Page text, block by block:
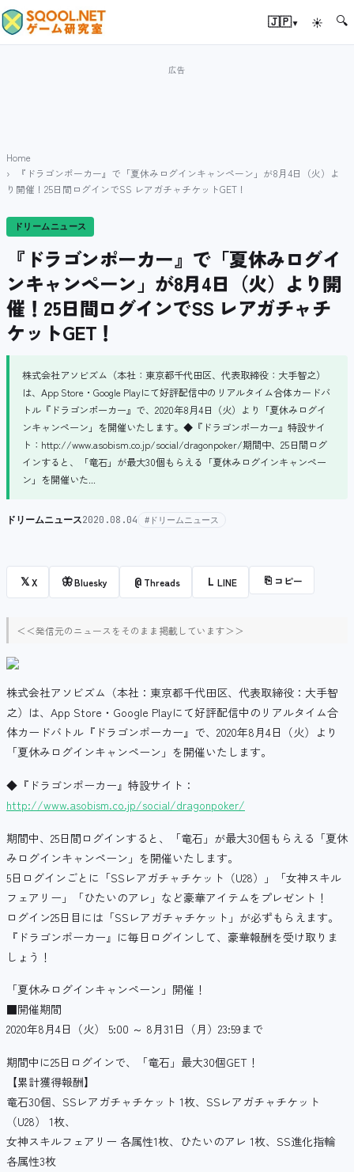
🇯🇵▾ ☀ 🔍
Home
『ドラゴンポーカー』で「夏休みログインキャンペーン」が8月4日（火）よ
り開催！25日間ログインでSS レアガチャチケットGET！
ドリームニュース
『ドラゴンポーカー』で「夏休みログイ
ンキャンペーン」が8月4日（火）より開
催！25日間ログインでSS レアガチャチ
ケットGET！
株式会社アソビズム（本社：東京都千代田区、代表取締役：大手智之）
は、App Store・Google Playにて好評配信中のリアルタイム合体カードバ
トル『ドラゴンポーカー』で、2020年8月4日（火）より「夏休みログイ
ンキャンペーン」を開催いたします。◆『ドラゴンポーカー』特設サイ
ト：http://www.asobism.co.jp/social/dragonpoker/期間中、25日間ログ
インすると、「竜石」が最大30個もらえる「夏休みログインキャンペー
ン」を開催いた...
ドリームニュース2020.08.04 #ドリームニュース
𝕏X 🦋Bluesky @ Threads L LINE ⎘ コピー
＜＜発信元のニュースをそのまま掲載しています＞＞
株式会社アソビズム（本社：東京都千代田区、代表取締役：大手智
之）は、App Store・Google Playにて好評配信中のリアルタイム合
体カードバトル『ドラゴンポーカー』で、2020年8月4日（火）より
「夏休みログインキャンペーン」を開催いたします。
◆『ドラゴンポーカー』特設サイト：
http://www.asobism.co.jp/social/dragonpoker/
期間中、25日間ログインすると、「竜石」が最大30個もらえる「夏休
みログインキャンペーン」を開催いたします。
5日ログインごとに「SSレアガチャチケット（U28）」「女神スキル
フェアリー」「ひたいのアレ」など豪華アイテムをプレゼント！
ログイン25日目には「SSレアガチャチケット」が必ずもらえます。
『ドラゴンポーカー』に毎日ログインして、豪華報酬を受け取りま
しょう！
「夏休みログインキャンペーン」開催！
■開催期間
2020年8月4日（火） 5:00 ～ 8月31日（月）23:59まで
期間中に25日ログインで、「竜石」最大30個GET！
【累計獲得報酬】
竜石30個、SSレアガチャチケット 1枚、SSレアガチャチケット
（U28） 1枚、
女神スキルフェアリー 各属性1枚、ひたいのアレ 1枚、SS進化指輪
各属性3枚